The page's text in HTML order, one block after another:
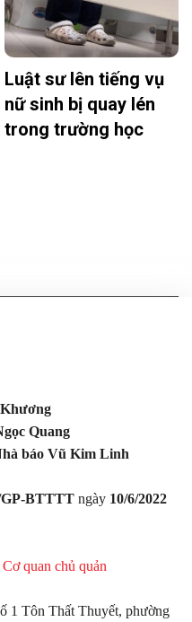
Luật sư lên tiếng vụ
nữ sinh bị quay lén
trong trường học
Quang
báo Vũ Kim Linh
GP-BTTTT ngày 10/6/2022
quan chủ quản
1 Tôn Thất Thuyết, phường